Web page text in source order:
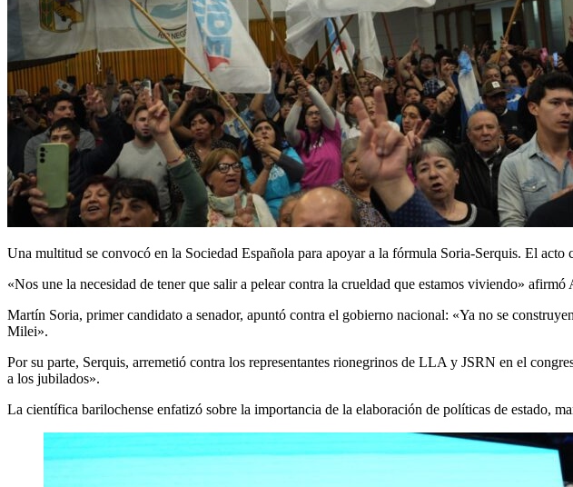
Una multitud se convocó en la Sociedad Española para apoyar a la fórmula Soria-Serquis. El
«Nos une la necesidad de tener que salir a pelear contra la crueldad que estamos viviendo»
Martín Soria, primer candidato a senador, apuntó contra el gobierno nacional: «Ya no se
Milei».
Por su parte, Serquis, arremetió contra los representantes rionegrinos de LLA y JSRN en el
a los jubilados».
La científica barilochense enfatizó sobre la importancia de la elaboración de políticas de estado,